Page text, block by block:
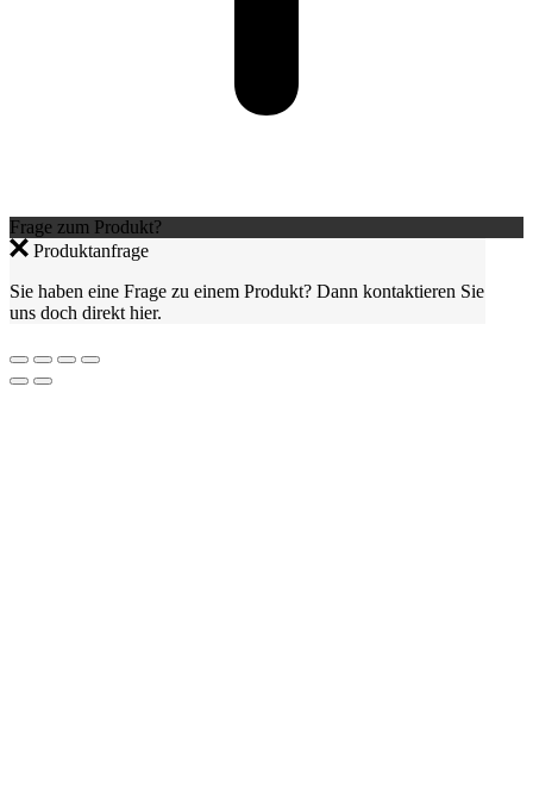
Frage zum Produkt?
Produktanfrage
Sie haben eine Frage zu einem Produkt? Dann kontaktieren Sie
uns doch direkt hier.